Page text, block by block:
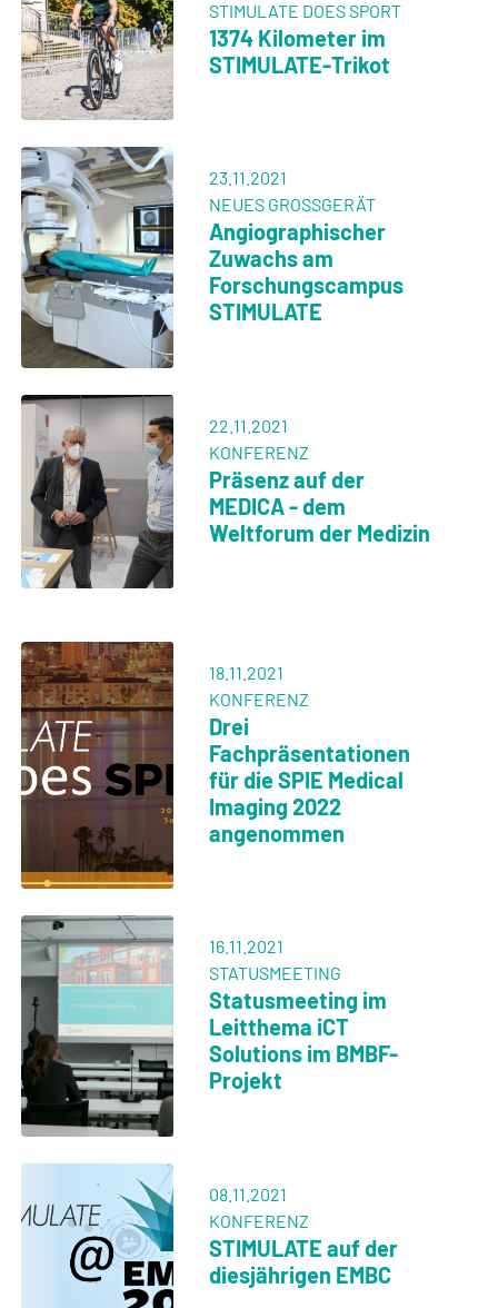
STIMULATE DOES SPORT
1374 Kilometer im
STIMULATE-Trikot
23.11.2021
NEUES GROSSGERÄT
Angiographischer
Zuwachs am
Forschungscampus
STIMULATE
22.11.2021
KONFERENZ
Präsenz auf der
MEDICA - dem
Weltforum der Medizin
18.11.2021
KONFERENZ
Drei
Fachpräsentationen
für die SPIE Medical
Imaging 2022
angenommen
16.11.2021
STATUSMEETING
Statusmeeting im
Leitthema iCT
Solutions im BMBF-
Projekt
08.11.2021
KONFERENZ
STIMULATE auf der
diesjährigen EMBC